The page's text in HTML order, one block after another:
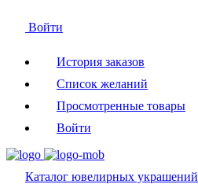
Войти
История заказов
Список желаний
Просмотренные товары
Войти
Каталог ювелирных украшений